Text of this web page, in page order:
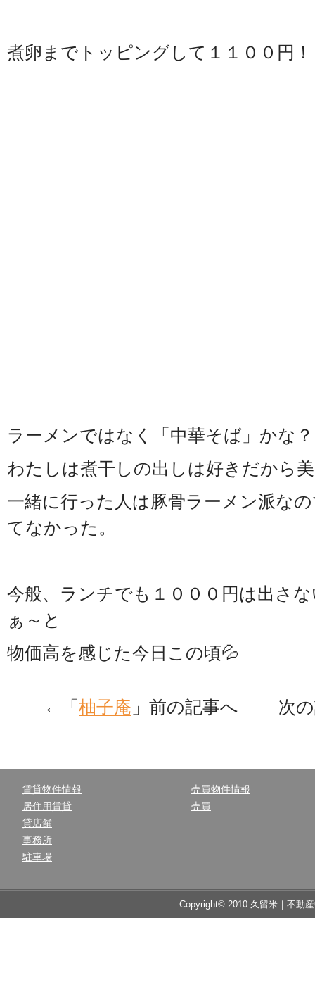
煮卵までトッピングして１１００円
ラーメンではなく「中華そば」かな？
わたしは煮干しの出しは好きだから
一緒に行った人は豚骨ラーメン派な
てなかった。
今般、ランチでも１０００円は出さ
ぁ～と
物価高を感じた今日この頃💦
←「 柚子庵 」前の記事へ 次の
賃貸物件情報
居住用賃貸
貸店舗
事務所
駐車場
売買物件情報
売買
Copyright© 2010 久留米｜不動